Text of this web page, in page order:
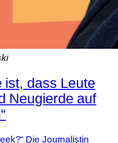
ist, dass Leute
Neugierde auf
Die Journalistin